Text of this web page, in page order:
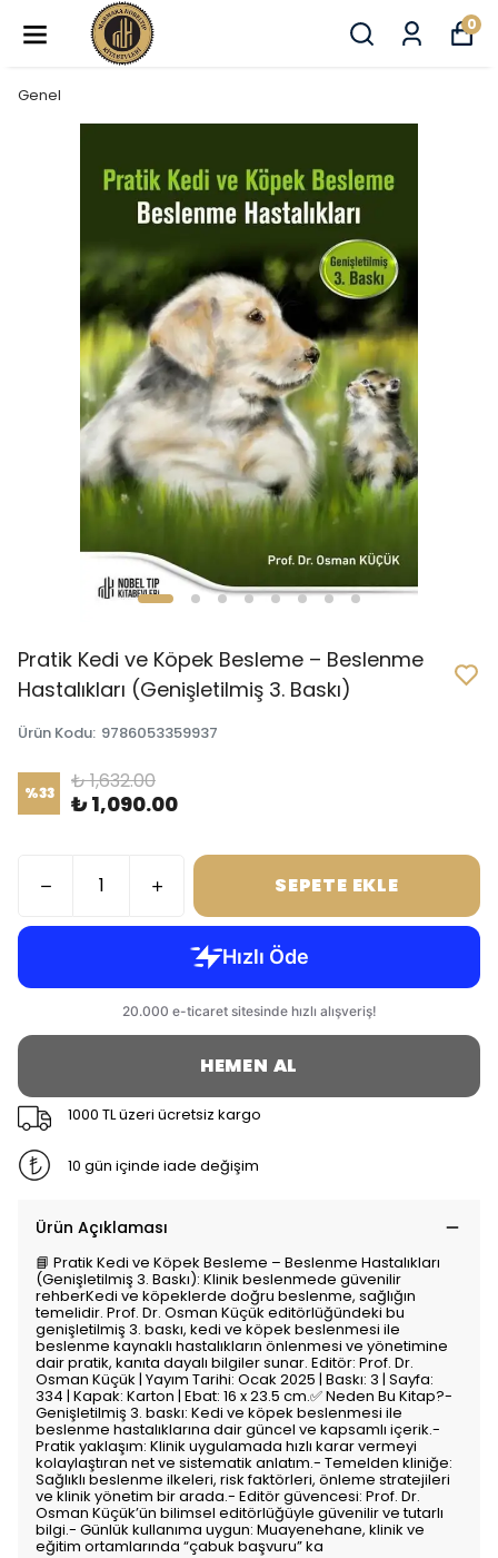
0
Genel
Pratik Kedi ve Köpek Besleme – Beslenme
Hastalıkları (Genişletilmiş 3. Baskı)
Ürün Kodu: 9786053359937
%33 ₺ 1,632.00
₺ 1,090.00
SEPETE EKLE
HEMEN AL
1000 TL üzeri ücretsiz kargo
10 gün içinde iade değişim
Ürün Açıklaması
📘 Pratik Kedi ve Köpek Besleme – Beslenme Hastalıkları
(Genişletilmiş 3. Baskı): Klinik beslenmede güvenilir
rehberKedi ve köpeklerde doğru beslenme, sağlığın
temelidir. Prof. Dr. Osman Küçük editörlüğündeki bu
genişletilmiş 3. baskı, kedi ve köpek beslenmesi ile
beslenme kaynaklı hastalıkların önlenmesi ve yönetimine
dair pratik, kanıta dayalı bilgiler sunar. Editör: Prof. Dr.
Osman Küçük | Yayım Tarihi: Ocak 2025 | Baskı: 3 | Sayfa:
334 | Kapak: Karton | Ebat: 16 x 23.5 cm.✅ Neden Bu Kitap?-
Genişletilmiş 3. baskı: Kedi ve köpek beslenmesi ile
beslenme hastalıklarına dair güncel ve kapsamlı içerik.-
Pratik yaklaşım: Klinik uygulamada hızlı karar vermeyi
kolaylaştıran net ve sistematik anlatım.- Temelden kliniğe:
Sağlıklı beslenme ilkeleri, risk faktörleri, önleme stratejileri
ve klinik yönetim bir arada.- Editör güvencesi: Prof. Dr.
Osman Küçük’ün bilimsel editörlüğüyle güvenilir ve tutarlı
bilgi.- Günlük kullanıma uygun: Muayenehane, klinik ve
eğitim ortamlarında “çabuk başvuru” ka